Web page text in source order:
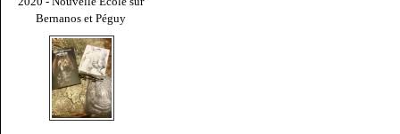
Bernanos et Péguy